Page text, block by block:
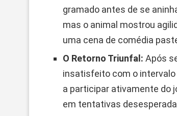
gramado antes de se
mas o animal mostrou
uma cena de comédia
O Retorno Triunfal: Após
insatisfeito com o intervalo
a participar ativamente do
em tentativas